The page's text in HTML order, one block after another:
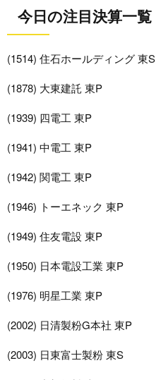
今日の注目決算一覧
(1514) 住石ホールディング 東S
(1878) 大東建託 東P
(1939) 四電工 東P
(1941) 中電工 東P
(1942) 関電工 東P
(1946) トーエネック 東P
(1949) 住友電設 東P
(1950) 日本電設工業 東P
(1976) 明星工業 東P
(2002) 日清製粉G本社 東P
(2003) 日東富士製粉 東S